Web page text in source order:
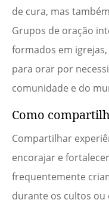
de cura, mas
Grupos de oração
formados em
para orar por
comunidade e do
Como
Compartilhar
encorajar e
frequentemente
durante os cultos ou